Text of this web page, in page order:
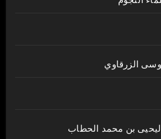
الزرقاوي
بن محمد الحطاب